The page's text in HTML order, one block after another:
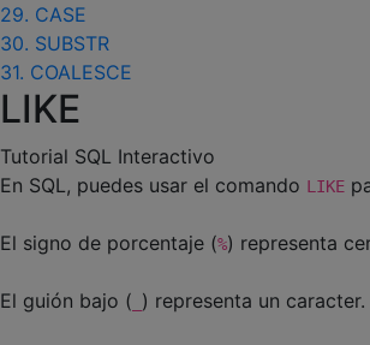
29. CASE
30. SUBSTR
31. COALESCE
LIKE
Tutorial SQL Interactivo
En SQL, puedes usar el comando LIKE
El signo de porcentaje (%) representa
El guión bajo ( ) representa un caracter.